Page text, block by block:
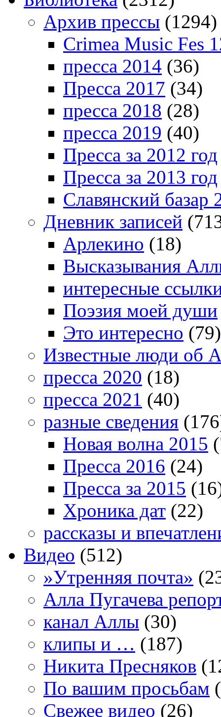
Архив прессы (1294)
Crimea Music Fes
пресса 2014 (36)
Пресса 2017 (34)
пресса 2018 (28)
пресса 2019 (40)
Пресса за 2012 год
Пресса за 2013 год
Славянский базар
Дневник записей
Арлекино (18)
Высказывания
интересные
Поэзия моей души
Это интересно (79)
Известные люди об
пресса 2020 (18)
пресса 2021 (40)
разные сведения
Новая волна 2015
Пресса 2016 (24)
Пресса за 2015
Хроника дат (22)
рассказы и
Видео (512)
»Утренняя почта»
Алла Пугачева
канал Аллы (30)
клипы и … (187)
Никита Пресняков
По вашим просьбам
Свежее видео (26)